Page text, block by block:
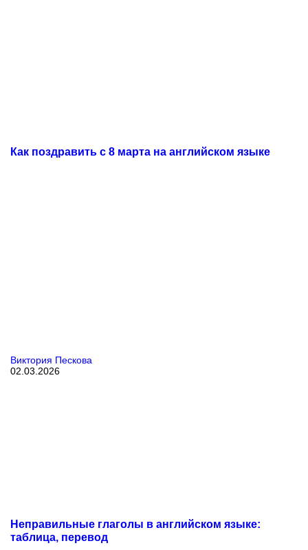
Как поздравить с 8 марта на английском языке
Виктория Пескова
02.03.2026
Неправильные глаголы в английском языке:
таблица, перевод